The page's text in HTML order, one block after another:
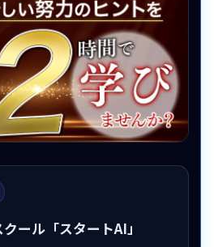
ール「スタートAI」